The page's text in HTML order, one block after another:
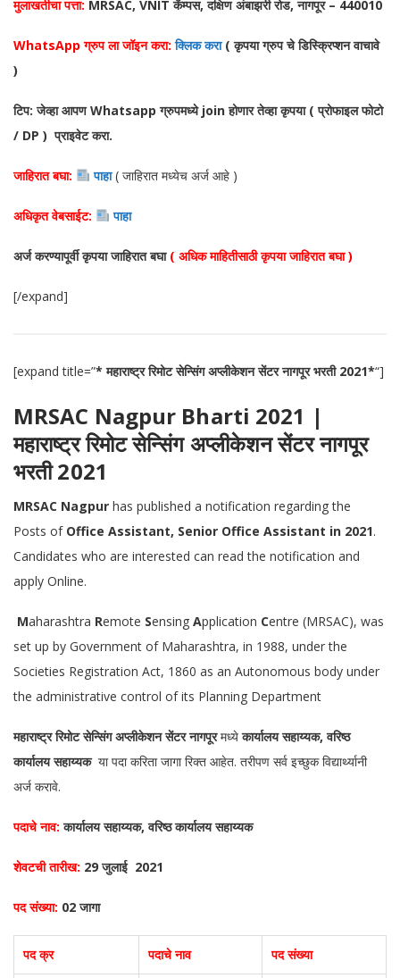
मुलाखतीचा पत्ता: MRSAC, VNIT कॅम्पस, दक्षिण अंबाझरी रोड, नागपूर – 440010
WhatsApp ग्रुप ला जॉइन करा: क्लिक करा ( कृपया ग्रुप चे डिस्क्रिप्शन वाचावे
)
टिप: जेव्हा आपण Whatsapp ग्रुपमध्ये join होणार तेव्हा कृपया ( प्रोफाइल फोटो
/ DP ) प्राइवेट करा.
जाहिरात बघा: पाहा( जाहिरात मध्येच अर्ज आहे )
अधिकृत वेबसाईट: पाहा
अर्ज करण्यापूर्वी कृपया जाहिरात बघा ( अधिक माहितीसाठी कृपया जाहिरात बघा )
[/expand]
[expand title=”* महाराष्ट्र रिमोट सेन्सिंग अप्लीकेशन सेंटर नागपूर भरती 2021*“]
MRSAC Nagpur Bharti 2021 |
महाराष्ट्र रिमोट सेन्सिंग अप्लीकेशन सेंटर नागपूर
भरती 2021
MRSAC Nagpur has published a notification regarding the
Posts ofOffice Assistant, Senior Office Assistant in 2021.
Candidates who are interested can read the notification and
apply Online.
Maharashtra Remote Sensing Application Centre (MRSAC), was
set up by Government of Maharashtra, in 1988, under the
Societies Registration Act, 1860 as an Autonomous body under
the administrative control of its Planning Department
महाराष्ट्र रिमोट सेन्सिंग अप्लीकेशन सेंटर नागपूरमध्येकार्यालय सहाय्यक, वरिष्ठ
कार्यालय सहाय्यक या पदा करिता जागा रिक्त आहेत. तरीपण सर्व इच्छुक विद्यार्थ्यानी
अर्ज करावे.
पदाचे नाव: कार्यालय सहाय्यक, वरिष्ठ कार्यालय सहाय्यक
शेवटची तारीख: 29 जुलाई 2021
पद संख्या: 02 जागा
पद क्र पदाचे नाव पद संख्या